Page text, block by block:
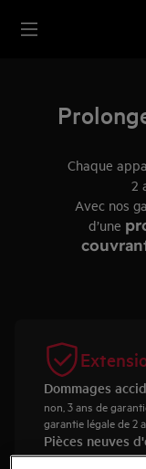
Chaque
2
Avec nos
d’une
Dommages
non, 3 ans de
garantie légale de 2
Not Included
Pièces neuves
et les réparations
Included